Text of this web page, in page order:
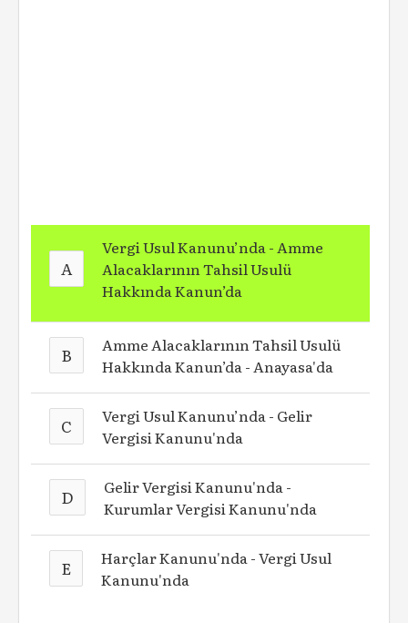
A
Vergi Usul Kanunu’nda - Amme
Alacaklarının Tahsil Usulü
Hakkında Kanun’da
B
Amme Alacaklarının Tahsil Usulü
Hakkında Kanun’da - Anayasa'da
C
Vergi Usul Kanunu’nda - Gelir
Vergisi Kanunu'nda
D
Gelir Vergisi Kanunu'nda -
Kurumlar Vergisi Kanunu'nda
E
Harçlar Kanunu'nda - Vergi Usul
Kanunu'nda